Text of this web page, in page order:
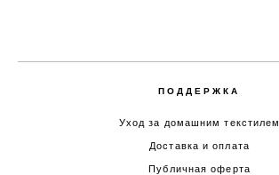
ПОДДЕРЖКА
Уход за домашним текстилем
Доставка и оплата
Публичная оферта